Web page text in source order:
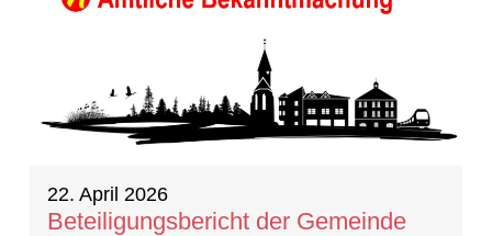
22. April 2026
Beteiligungsbericht der Gemeinde